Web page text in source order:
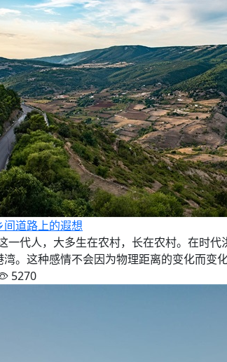
道路上的遐想
一代人，大多生在农村，长在农村。在时
。这种感情不会因为物理距离的变化而变
5270